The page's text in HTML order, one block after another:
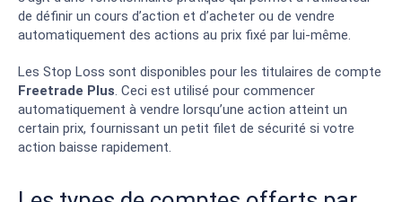
de définir un cours d’action et d’acheter ou de vendre
automatiquement des actions au prix fixé par lui-même.
Les Stop Loss sont disponibles pour les titulaires de compte
Freetrade Plus. Ceci est utilisé pour commencer
automatiquement à vendre lorsqu’une action atteint un
certain prix, fournissant un petit filet de sécurité si votre
action baisse rapidement.